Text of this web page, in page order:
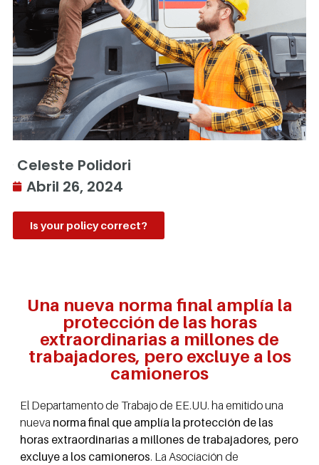
Celeste Polidori
Abril 26, 2024
Is your policy correct?
Una nueva norma final amplía la
protección de las horas
extraordinarias a millones de
trabajadores, pero excluye a los
camioneros
El Departamento de Trabajo de EE.UU. ha emitido una
nueva norma final que amplía la protección de las
horas extraordinarias a millones de trabajadores, pero
excluye a los camioneros. La Asociación de